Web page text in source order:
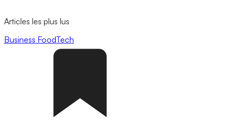
Articles les plus lus
Business FoodTech